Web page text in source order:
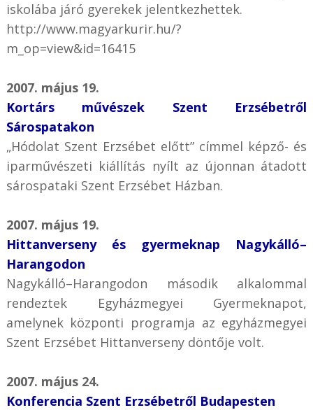
iskolába járó gyerekek jelentkezhettek.
http://www.magyarkurir.hu/?
m_op=view&id=16415
2007. május 19.
Kortárs művészek Szent Erzsébetről
Sárospatakon
„Hódolat Szent Erzsébet előtt” címmel képző- és
iparművészeti kiállítás nyílt az újonnan átadott
sárospataki Szent Erzsébet Házban.
2007. május 19.
Hittanverseny és gyermeknap Nagykálló–
Harangodon
Nagykálló–Harangodon második alkalommal
rendeztek Egyházmegyei Gyermeknapot,
amelynek központi programja az egyházmegyei
Szent Erzsébet Hittanverseny döntője volt.
2007. május 24.
Konferencia Szent Erzsébetről Budapesten